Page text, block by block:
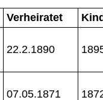
Verheiratet
22.2.1890
07.05.1871